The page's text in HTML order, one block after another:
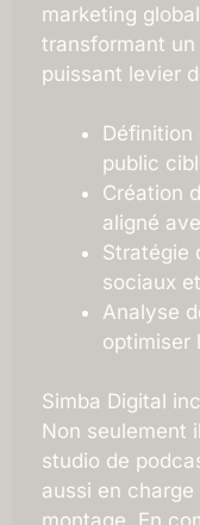
marketing
transformant
puissant levier
Définition
public
Création
aligné
Stratégie
sociaux
Analyse
optimiser
Simba Digital
Non seulement
studio de
aussi en charge